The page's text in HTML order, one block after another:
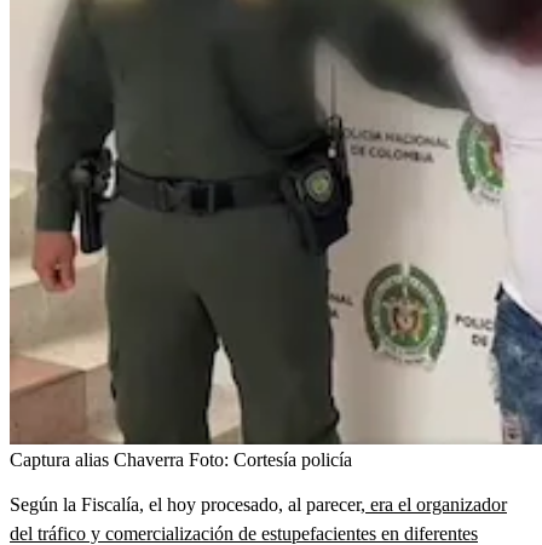
Captura alias Chaverra Foto: Cortesía policía
Según la Fiscalía, el hoy procesado, al parecer, era el organizador
del tráfico y comercialización de estupefacientes en diferentes